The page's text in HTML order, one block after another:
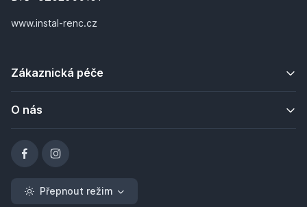
www.instal-renc.cz
Zákaznická péče
O nás
Přepnout režim